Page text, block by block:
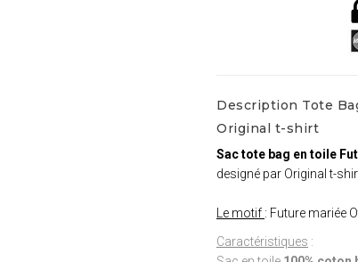
Description Tote
Original t-shirt
Sac tote bag en toile
designé par Original t-
Le motif : Future mariée
Caractéristiques :